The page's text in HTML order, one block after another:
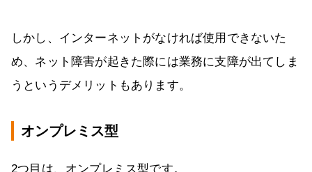
しかし、インターネットがなければ使用できないた
め、ネット障害が起きた際には業務に支障が出てしま
うというデメリットもあります。
オンプレミス型
2つ目は、オンプレミス型です。